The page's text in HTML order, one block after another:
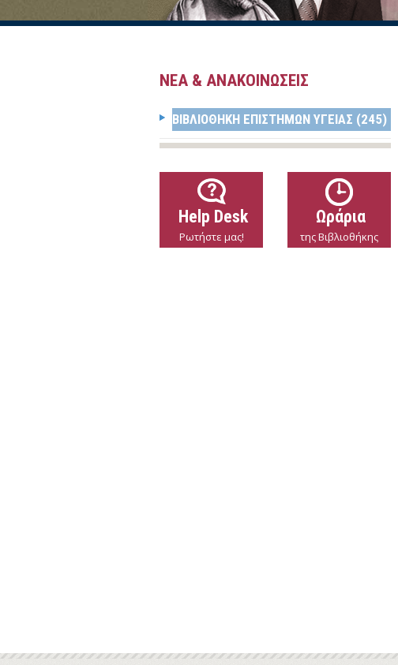
ΝΕΑ & ΑΝΑΚΟΙΝΩΣΕΙΣ
ΒΙΒΛΙΟΘΉΚΗ ΕΠΙΣΤΗΜΏΝ ΥΓΕΊΑΣ (245)
Help Desk
Ρωτήστε μας!
Ωράρια
της Βιβλιοθήκης